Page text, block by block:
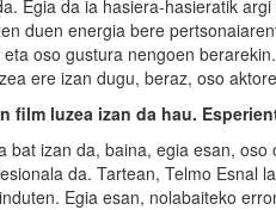
Egia da ia hasiera-hasieratik
duen energia bere
eta oso gustura nengoen
ere izan dugu, beraz, oso
film luzea izan da hau.
bat izan da, baina, egia esan,
da. Tartean, Telmo Esnal
Egia esan, nolabaiteko